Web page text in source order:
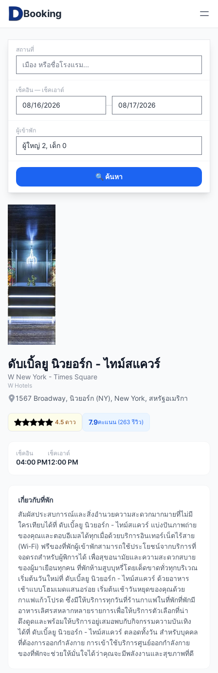
Booking
สถานที่
เช็คอิน — เช็คเอาต์
—
ผู้เข้าพัก
🔍 ค้นหา
ดับเบิ้ลยู นิวยอร์ก - ไทม์สแควร์
W New York - Times Square
W Hotels
1567 Broadway, นิวยอร์ก (NY), New York, สหรัฐอเมริกา
4.5 ดาว 7.9คะแนน (263 รีวิว)
เช็คอิน
04:00 PM
เช็คเอาต์
12:00 PM
เกี่ยวกับที่พัก
สัมผัสประสบการณ์และสิ่งอำนวยความสะดวกมากมายที่ไม่มี
ใครเทียบได้ที่ ดับเบิ้ลยู นิวยอร์ก - ไทม์สแควร์ แบ่งปันภาพถ่าย
ของคุณและตอบอีเมลได้ทุกเมื่อด้วยบริการอินเทอร์เน็ตไร้สาย
(Wi-Fi) ฟรีของที่พักผู้เข้าพักสามารถใช้ประโยชน์จากบริการที่
จอดรถสำหรับผู้พิการได้ เพื่อสุขอนามัยและความสะดวกสบาย
ของผู้มาเยือนทุกคน ที่พักห้ามสูบบุหรี่โดยเด็ดขาดทั่วทุกบริเวณ
เริ่มต้นวันใหม่ที่ ดับเบิ้ลยู นิวยอร์ก - ไทม์สแควร์ ด้วยอาหาร
เช้าแบบโฮมเมดแสนอร่อย เริ่มต้นเช้าวันหยุดของคุณด้วย
กาแฟแก้วโปรด ซึ่งมีให้บริการทุกวันที่ร้านกาแฟในที่พักที่พักมี
อาหารเลิศรสหลากหลายรายการเพื่อให้บริการตัวเลือกที่น่า
ดึงดูดและพร้อมให้บริการอยู่เสมอพบกับกิจกรรมความบันเทิง
ได้ที่ ดับเบิ้ลยู นิวยอร์ก - ไทม์สแควร์ ตลอดทั้งวัน สำหรับบุคคล
ที่ต้องการออกกำลังกาย การเข้าใช้บริการศูนย์ออกกำลังกาย
ของที่พักจะช่วยให้มั่นใจได้ว่าคุณจะมีพลังงานและสุขภาพที่ดี